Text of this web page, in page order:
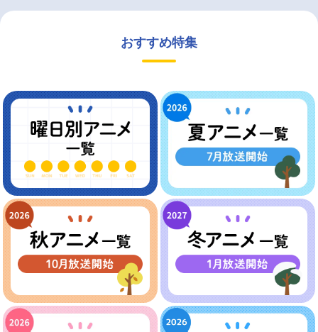
おすすめ特集